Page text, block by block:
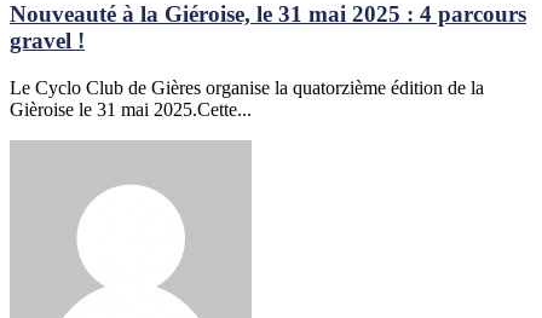
Nouveauté à la Giéroise, le 31 mai 2025 : 4 parcours
gravel !
Le Cyclo Club de Gières organise la quatorzième édition de la
Gièroise le 31 mai 2025.Cette...